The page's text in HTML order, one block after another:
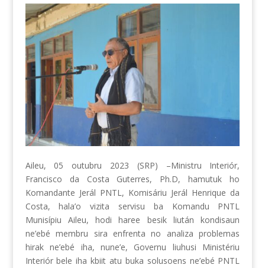
Aileu, 05 outubru 2023 (SRP) –Ministru Interiór,
Francisco da Costa Guterres, Ph.D, hamutuk ho
Komandante Jerál PNTL, Komisáriu Jerál Henrique da
Costa, hala’o vizita servisu ba Komandu PNTL
Munisípiu Aileu, hodi haree besik liután kondisaun
ne’ebé membru sira enfrenta no analiza problemas
hirak ne’ebé iha, nune’e, Governu liuhusi Ministériu
Interiór bele iha kbiit atu buka solusoens ne’ebé PNTL